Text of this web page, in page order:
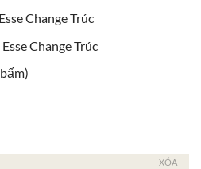
Change Trúc
Change Trúc
XÓA